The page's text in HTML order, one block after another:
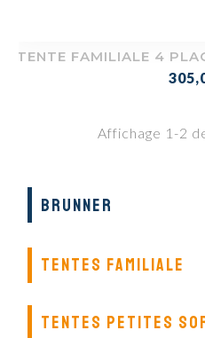
TENTE FAMILIALE 4
Prix
Affichage 1-2
BRUNNER
TENTES FAMILIALE
TENTES PETITES